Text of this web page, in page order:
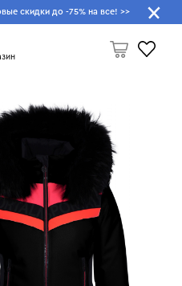
скидки до -75% на все! >>